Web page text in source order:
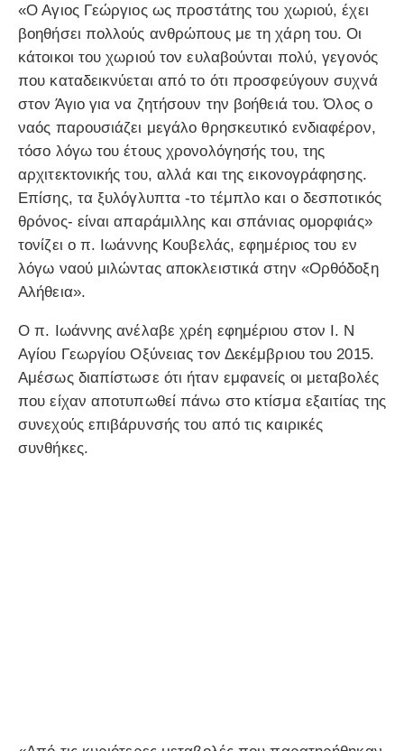
«Ο Αγιος Γεώργιος ως προστάτης του χωριού, έχει
βοηθήσει πολλούς ανθρώπους με τη χάρη του. Οι
κάτοικοι του χωριού τον ευλαβούνται πολύ, γεγονός
που καταδεικνύεται από το ότι προσφεύγουν συχνά
στον Άγιο για να ζητήσουν την βοήθειά του. Όλος ο
ναός παρουσιάζει μεγάλο θρησκευτικό ενδιαφέρον,
τόσο λόγω του έτους χρονολόγησής του, της
αρχιτεκτονικής του, αλλά και της εικονογράφησης.
Επίσης, τα ξυλόγλυπτα -το τέμπλο και ο δεσποτικός
θρόνος- είναι απαράμιλλης και σπάνιας ομορφιάς»
τονίζει ο π. Ιωάννης Κουβελάς, εφημέριος του εν
λόγω ναού μιλώντας αποκλειστικά στην «Ορθόδοξη
Αλήθεια».
Ο π. Ιωάννης ανέλαβε χρέη εφημέριου στον Ι. Ν
Αγίου Γεωργίου Οξύνειας τον Δεκέμβριου του 2015.
Αμέσως διαπίστωσε ότι ήταν εμφανείς οι μεταβολές
που είχαν αποτυπωθεί πάνω στο κτίσμα εξαιτίας της
συνεχούς επιβάρυνσής του από τις καιρικές
συνθήκες.